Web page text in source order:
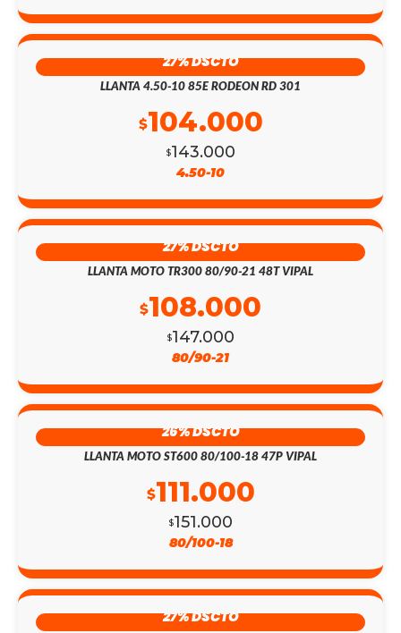
27% DSCTO
LLANTA 4.50-10 85E RODEON RD 301
$143.000
$104.000
4.50-10
27% DSCTO
LLANTA MOTO TR300 80/90-21 48T VIPAL
$147.000
$108.000
80/90-21
26% DSCTO
LLANTA MOTO ST600 80/100-18 47P VIPAL
$151.000
$111.000
80/100-18
27% DSCTO